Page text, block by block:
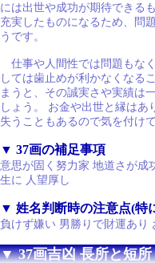
には出世や成功が期待できる
充実したものになるため、問
うです。
仕事や人間性では問題もな
しては歯止めが利かなくなる
まうと、その誠実さや実績は
しょう。 お金や出世と縁はあ
失うこともあるので気を付け
▼ 37画の補足事項
意思が固く努力家 地道さが成
生に 人望厚し
▼ 姓名判断時の注意点(特
負けず嫌い 男勝りで財運あり
▼ 37画吉凶 長所と短所